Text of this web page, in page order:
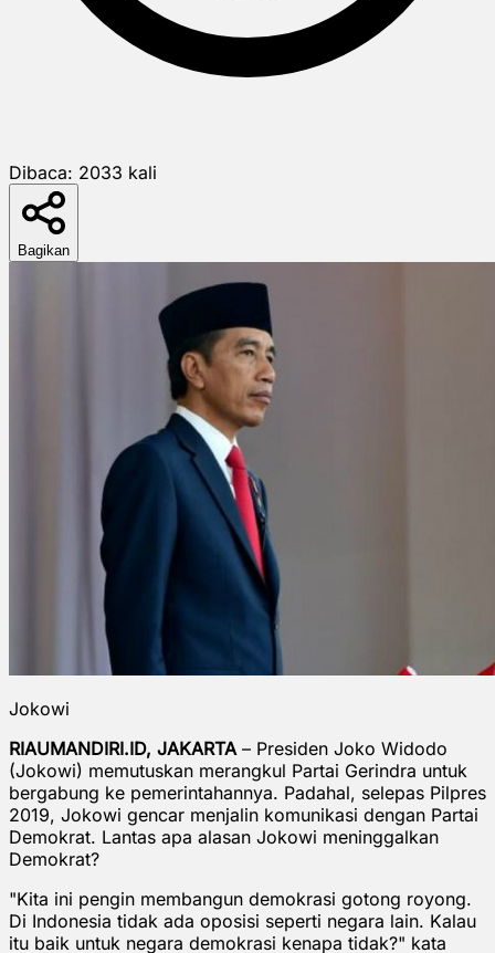
Dibaca: 2033 kali
Bagikan
Jokowi
RIAUMANDIRI.ID, JAKARTA – Presiden Joko Widodo
(Jokowi) memutuskan merangkul Partai Gerindra untuk
bergabung ke pemerintahannya. Padahal, selepas Pilpres
2019, Jokowi gencar menjalin komunikasi dengan Partai
Demokrat. Lantas apa alasan Jokowi meninggalkan
Demokrat?
"Kita ini pengin membangun demokrasi gotong royong.
Di Indonesia tidak ada oposisi seperti negara lain. Kalau
itu baik untuk negara demokrasi kenapa tidak?" kata